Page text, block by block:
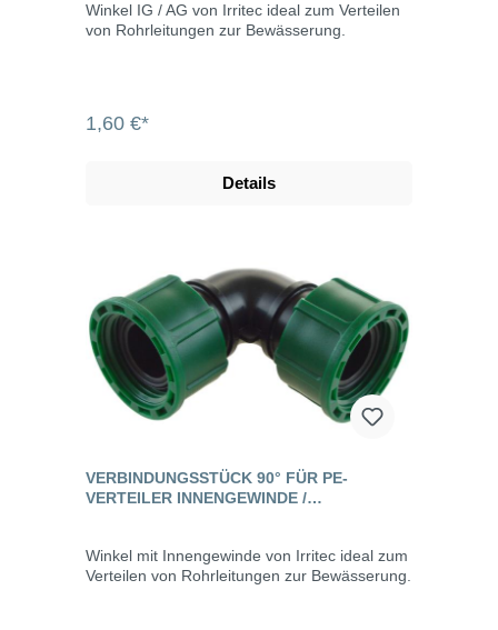
Winkel IG / AG von Irritec ideal zum Verteilen
von Rohrleitungen zur Bewässerung.
1,60 €*
Details
VERBINDUNGSSTÜCK 90° FÜR PE-
VERTEILER INNENGEWINDE /
Winkel mit Innengewinde von Irritec ideal zum
Verteilen von Rohrleitungen zur Bewässerung.